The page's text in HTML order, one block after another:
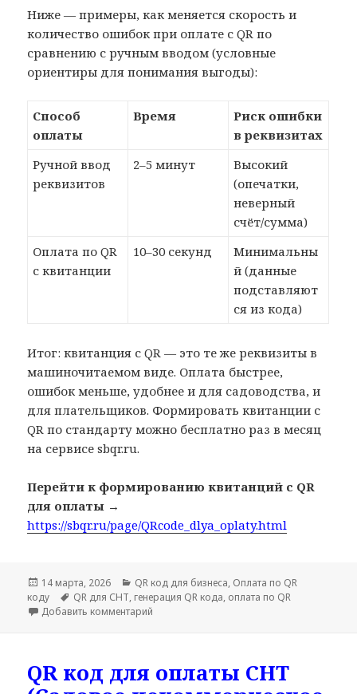
Ниже — примеры, как меняется скорость и
количество ошибок при оплате с QR по
сравнению с ручным вводом (условные
ориентиры для понимания выгоды):
Способ
оплаты
Время
Риск ошибки
в реквизитах
Ручной ввод
реквизитов
2–5 минут
Высокий
(опечатки,
неверный
счёт/сумма)
Оплата по QR
с квитанции
10–30 секунд
Минимальны
й (данные
подставляют
ся из кода)
Итог: квитанция с QR — это те же реквизиты в
машиночитаемом виде. Оплата быстрее,
ошибок меньше, удобнее и для садоводства, и
для плательщиков. Формировать квитанции с
QR по стандарту можно бесплатно раз в месяц
на сервисе sbqr.ru.
Перейти к формированию квитанций с QR
для оплаты →
https://sbqr.ru/page/QRcode_dlya_oplaty.html
Опубликовано
14 марта, 2026 Рубрики
QR код для бизнеса, Оплата по QR
коду
Метки
QR для СНТ, генерация QR кода, оплата по QR
Добавить комментарий
QR код для оплаты СНТ